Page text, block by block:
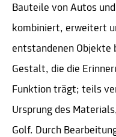
Bauteile von Autos
kombiniert, erweitert
entstandenen Objekte
Gestalt, die die
Funktion trägt; teils
Ursprung des
Golf. Durch